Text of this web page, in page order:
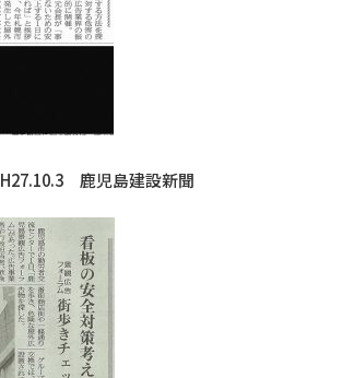
H27.10.3 鹿児島建設新聞